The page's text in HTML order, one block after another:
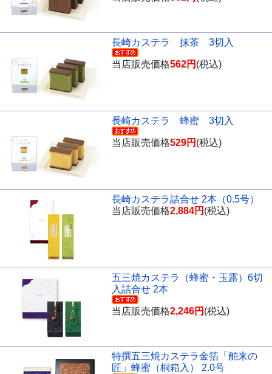
長崎カステラ 抹茶 3切入
当店販売価格562円 (税込)
長崎カステラ 蜂蜜 3切入
当店販売価格529円 (税込)
長崎カステラ詰合せ 2本（0.5号）
当店販売価格2,884円 (税込)
五三焼カステラ（蜂蜜・玉露）6切
入詰合せ 2本
当店販売価格2,246円 (税込)
特撰五三焼カステラ金箔「舶来の
匠」蜂蜜（桐箱入） 2.0号